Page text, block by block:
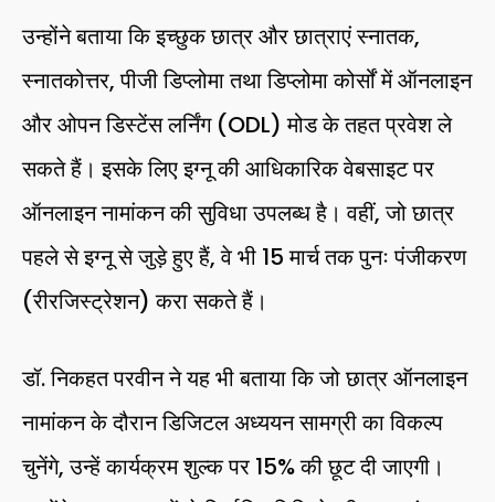
उन्होंने बताया कि इच्छुक छात्र और छात्राएं स्नातक,
स्नातकोत्तर, पीजी डिप्लोमा तथा डिप्लोमा कोर्सों में ऑनलाइन
और ओपन डिस्टेंस लर्निंग (ODL) मोड के तहत प्रवेश ले
सकते हैं। इसके लिए इग्नू की आधिकारिक वेबसाइट पर
ऑनलाइन नामांकन की सुविधा उपलब्ध है। वहीं, जो छात्र
पहले से इग्नू से जुड़े हुए हैं, वे भी 15 मार्च तक पुनः पंजीकरण
(रीरजिस्ट्रेशन) करा सकते हैं।
डॉ. निकहत परवीन ने यह भी बताया कि जो छात्र ऑनलाइन
नामांकन के दौरान डिजिटल अध्ययन सामग्री का विकल्प
चुनेंगे, उन्हें कार्यक्रम शुल्क पर 15% की छूट दी जाएगी।